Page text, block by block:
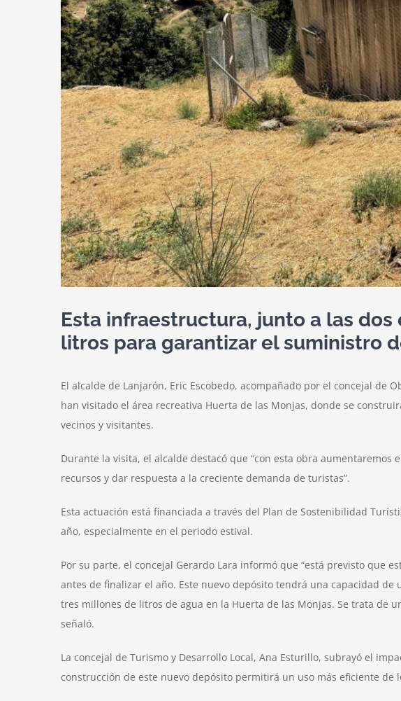
Esta infraestructura, junto a las
litros para garantizar el suministro
El alcalde de Lanjarón, Eric Escobedo, acompañado por el concejal de
han visitado el área recreativa Huerta de las Monjas, donde se
vecinos y visitantes.
Durante la visita, el alcalde destacó que “con esta obra
recursos y dar respuesta a la creciente demanda de turistas”.
Esta actuación está financiada a través del Plan de Sostenibilidad
año, especialmente en el periodo estival.
Por su parte, el concejal Gerardo Lara informó que “está previsto que
antes de finalizar el año. Este nuevo depósito tendrá una capacidad
tres millones de litros de agua en la Huerta de las Monjas. Se trata
señaló.
La concejal de Turismo y Desarrollo Local, Ana Esturillo, subrayó el
construcción de este nuevo depósito permitirá un uso más eficiente